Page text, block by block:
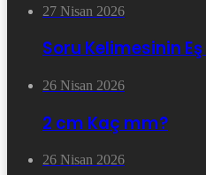
27 Nisan 2026
Soru Kelimesinin
26 Nisan 2026
2 cm Kaç mm?
26 Nisan 2026